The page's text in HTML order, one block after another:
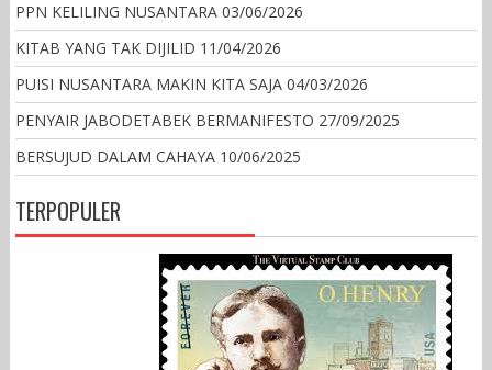
PPN KELILING NUSANTARA 03/06/2026
KITAB YANG TAK DIJILID 11/04/2026
PUISI NUSANTARA MAKIN KITA SAJA 04/03/2026
PENYAIR JABODETABEK BERMANIFESTO 27/09/2025
BERSUJUD DALAM CAHAYA 10/06/2025
TERPOPULER